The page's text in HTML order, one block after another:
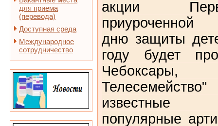
для приема
(перевода)
Доступная среда
Международное
сотрудничество
акции
приуроченной
дню защиты
году будет
известные
популярные